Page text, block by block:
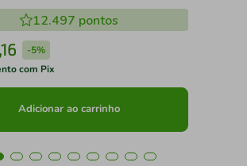
12.497 pontos
,16 -5%
com Pix
Adicionar ao carrinho